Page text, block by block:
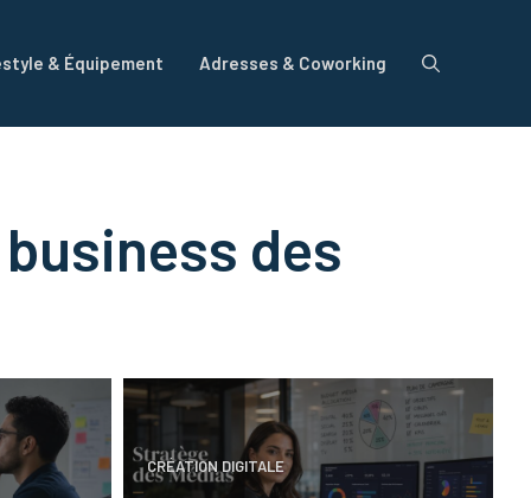
& Équipement Adresses & Coworking
des
CRÉATION DIGITALE